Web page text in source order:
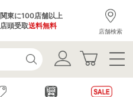
関東に100店舗以上
店頭受取送料無料
店舗検索